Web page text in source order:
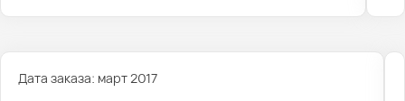
Дата заказа: март 2017